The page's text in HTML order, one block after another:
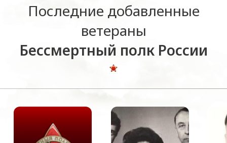
Последние добавленные
ветераны
Бессмертный полк России